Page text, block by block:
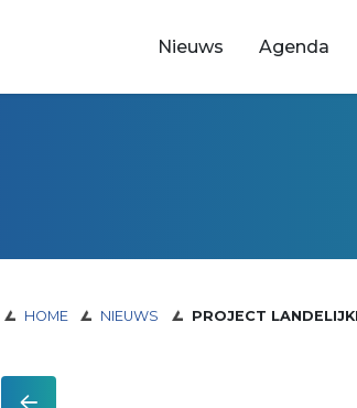
Nieuws Agenda
HOME NIEUWS PROJECT